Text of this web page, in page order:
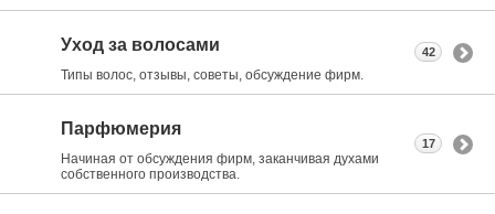
Уход за волосами
Типы волос, отзывы, советы, обсуждение фирм.
42
Парфюмерия
Начиная от обсуждения фирм, заканчивая духами
собственного производства.
17